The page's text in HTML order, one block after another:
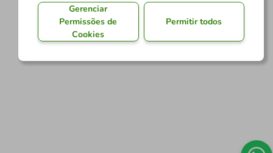
Gerenciar
Permissões de
Cookies
Permitir todos